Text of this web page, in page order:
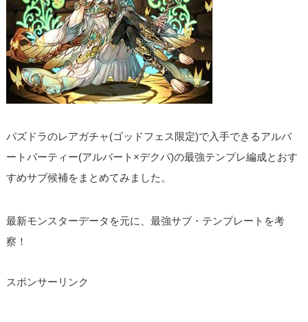
パズドラのレアガチャ(ゴッドフェス限定)で入手できるアルバ
ートパーティー(アルバート×デクパ)の最強テンプレ編成とおす
すめサブ候補をまとめてみました。
最新モンスターデータを元に、最強サブ・テンプレートを考
察！
スポンサーリンク